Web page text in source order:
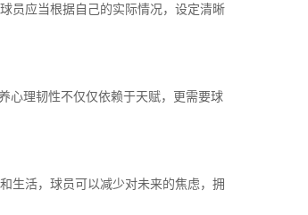
员应当根据自己的实际情况，设定清晰
心理韧性不仅仅依赖于天赋，更需要球
生活，球员可以减少对未来的焦虑，拥